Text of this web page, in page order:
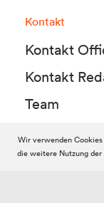
Kontakt
Kontakt
Kontakt
Team
© 2010-2026
Wir verwenden
die weitere Nutzung